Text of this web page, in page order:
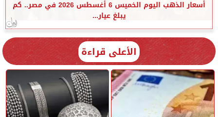
أسعار الذهب اليوم الخميس 6 أغسطس 2026 في مصر.. كم
يبلغ عيار...
الأعلى قراءة